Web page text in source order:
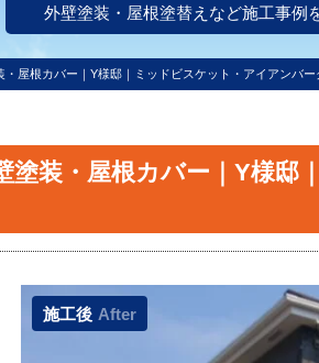
外壁塗装・屋根塗替えなど施工事例
屋根カバー｜Y様邸｜ミッドビスケット・アイアンバー
塗装・屋根カバー｜Y様
施工後 After